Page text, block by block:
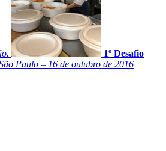
1º Desafio
Paulo – 16 de outubro de 2016